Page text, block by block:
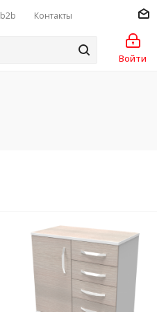
b2b Контакты
Войти